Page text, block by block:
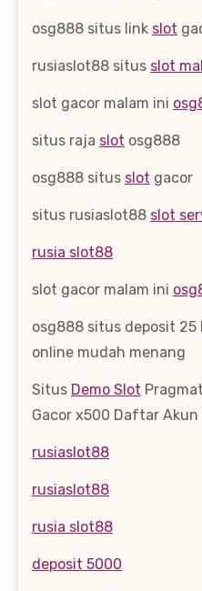
osg888 situs link slot
rusiaslot88 situs slot
slot gacor malam ini
situs raja slot osg888
osg888 situs slot gacor
situs rusiaslot88 slot
rusia slot88
slot gacor malam ini
osg888 situs deposit 25
online mudah menang
Situs Demo Slot
Gacor x500 Daftar Akun
rusiaslot88
rusiaslot88
rusia slot88
deposit 5000